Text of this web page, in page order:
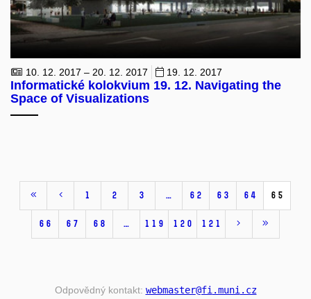
10. 12. 2017 – 20. 12. 2017 19. 12. 2017
Informatické kolokvium 19. 12. Navigating the
Space of Visualizations
1 2 3 … 62 63 64 65
66 67 68 … 119 120 121
Odpovědný kontakt: webmaster@fi.muni.cz